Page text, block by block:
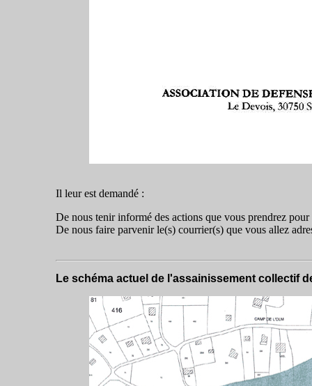
Il leur est demandé :
De nous tenir informé des actions que vous prendrez
De nous faire parvenir le(s) courrier(s) que vous allez
Le schéma actuel de l'assainissement collectif